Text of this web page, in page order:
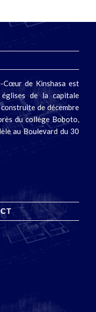
Cœur de Kinshasa est
de la capitale
de décembre
du collège Boboto,
au Boulevard du 30